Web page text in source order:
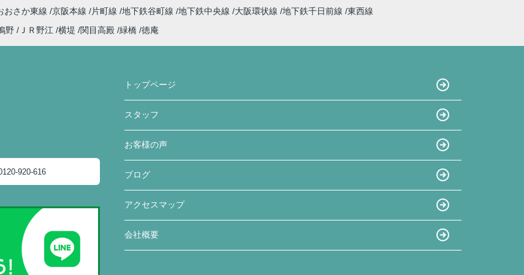
おさか東線 京阪本線 片町線 地下鉄谷町線 地下鉄中央線 大阪環状線 地下鉄千日前線 東西線
野 ＪＲ野江 横堤 関目高殿 緑橋 徳庵
920-616
トップページ
スタッフ
お客様の声
ブログ
アクセスマップ
会社概要